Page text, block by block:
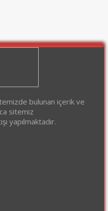
bulunan içerik ve
sitemiz
yapılmaktadır.